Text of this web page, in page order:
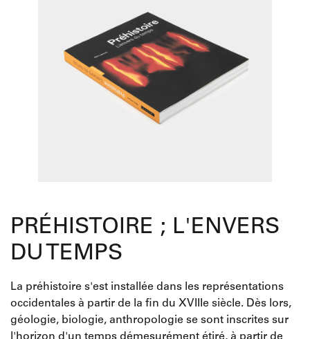
PRÉHISTOIRE ; L'ENVERS
DU TEMPS
La préhistoire s'est installée dans les représentations
occidentales à partir de la fin du XVIIIe siècle. Dès lors,
géologie, biologie, anthropologie se sont inscrites sur